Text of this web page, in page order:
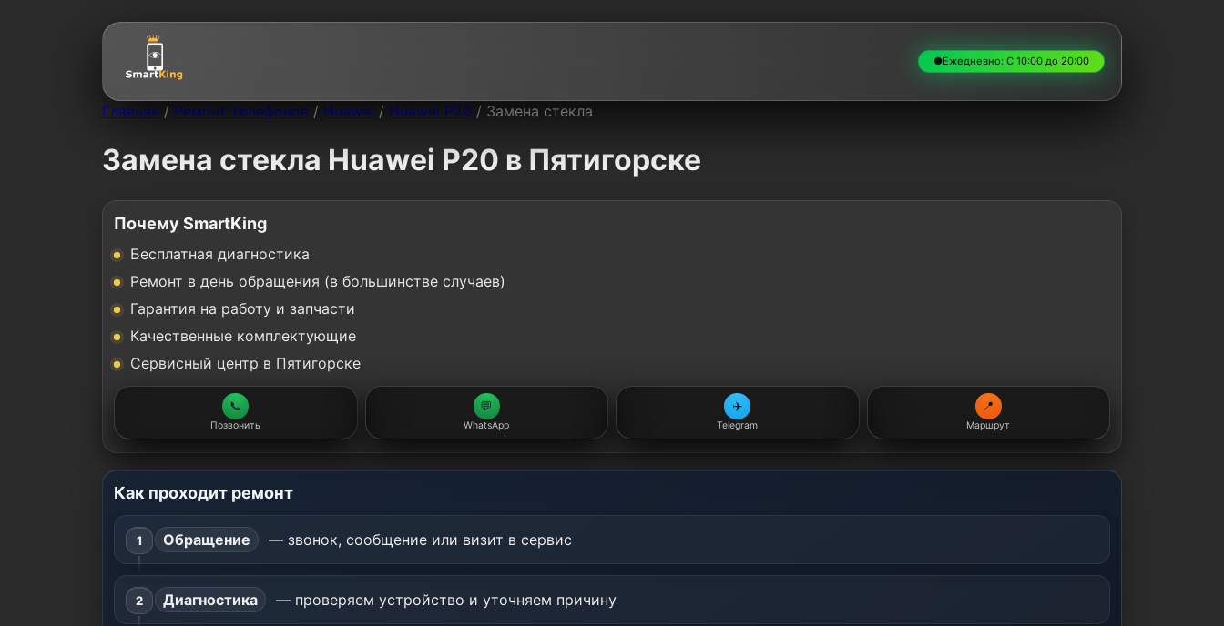
●Ежедневно: С 10:00 до 20:00
Главная / Ремонт телефонов / Huawei / Huawei P20 / Замена стекла
Замена стекла Huawei P20 в Пятигорске
Почему SmartKing
Бесплатная диагностика
Ремонт в день обращения (в большинстве случаев)
Гарантия на работу и запчасти
Качественные комплектующие
Сервисный центр в Пятигорске
📞
Позвонить
💬
WhatsApp
✈️
Telegram
📍
Маршрут
Как проходит ремонт
Обращение — звонок, сообщение или визит в сервис
Диагностика — проверяем устройство и уточняем причину